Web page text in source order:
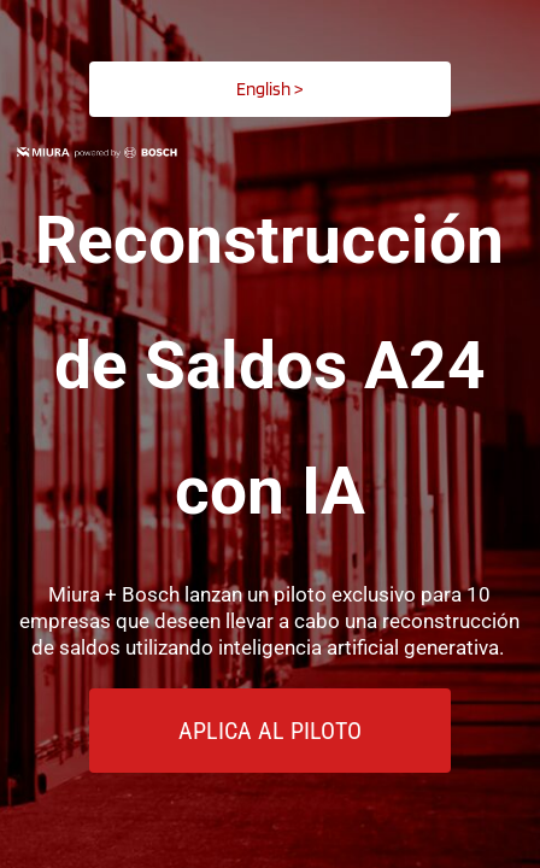
English >
Reconstrucción
de Saldos A24
con IA
Miura + Bosch lanzan un piloto exclusivo para 10
empresas que deseen llevar a cabo una reconstrucción
de saldos utilizando inteligencia artificial generativa.
APLICA AL PILOTO